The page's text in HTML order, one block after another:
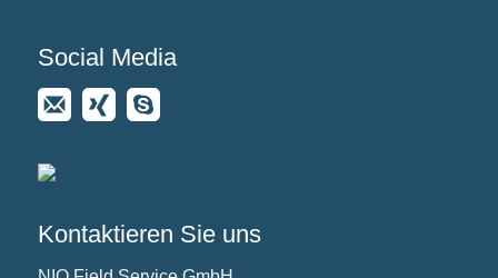
Social Media
Kontaktieren Sie uns